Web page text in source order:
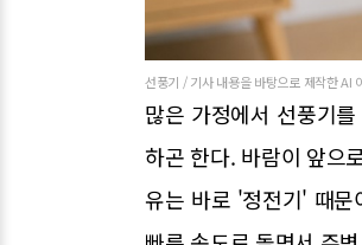
선풍기 / 기사 내용을 바탕으로 제작한 AI
많은 가정에서 선풍기
하곤 한다. 바람이 앞으
유는 바로 '정전기' 때문